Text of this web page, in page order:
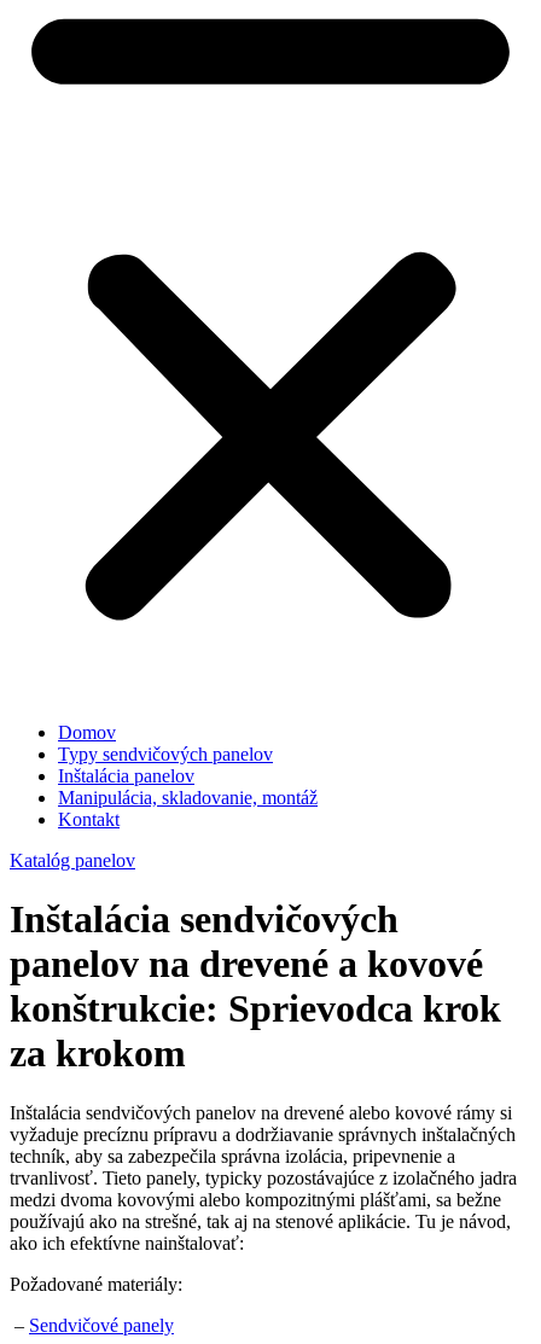
Domov
Typy sendvičových panelov
Inštalácia panelov
Manipulácia, skladovanie, montáž
Kontakt
Katalóg panelov
Inštalácia sendvičových
panelov na drevené a kovové
konštrukcie: Sprievodca krok
za krokom
Inštalácia sendvičových panelov na drevené alebo kovové rámy si
vyžaduje precíznu prípravu a dodržiavanie správnych inštalačných
techník, aby sa zabezpečila správna izolácia, pripevnenie a
trvanlivosť. Tieto panely, typicky pozostávajúce z izolačného jadra
medzi dvoma kovovými alebo kompozitnými plášťami, sa bežne
používajú ako na strešné, tak aj na stenové aplikácie. Tu je návod,
ako ich efektívne nainštalovať:
Požadované materiály:
– Sendvičové panely